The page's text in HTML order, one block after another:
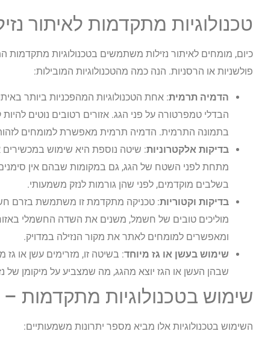
טכנולוגיות מתקדמות לאיתור
כיום, מומחים לאיתור נזילות משתמשים בטכנולוגיות מתקדמות
פולשניות או הרסניות. הנה כמה מהטכנולוגיות המובילות:
הדמיה תרמית: אחת הטכנולוגיות המהפכניות ביותר
הבדלי טמפרטורה על פני הגג. אזורים רטובים נוטים להיות
בתמונה התרמית. הדמיה תרמית מאפשרת למומחים לזהות
בדיקות אלקטרוניות: שיטה נוספת היא שימוש במכשירים
מתחת לפני השטח של הגג, גם במקומות שבהם אין
בשלבים מוקדמים, לפני שהן גורמות לנזק משמעותי.
בדיקות וקטוריות: טכניקה מתקדמת זו משתמשת בזרם
מוליכים טובים של חשמל, משנים את השדה החשמלי
ומאפשרים למומחים לאתר את מקור הנזילה במדויק.
שימוש בעשן או גז מיוחד: בשיטה זו, מזרימים עשן או
שבהן העשן או הגז יוצא מהגג, מה שמצביע על מיקומן של
שימוש בטכנולוגיות מתקדמות –
השימוש בטכנולוגיות אלו מביא מספר יתרונות משמעותיים: